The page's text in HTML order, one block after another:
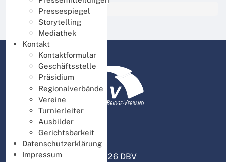
Pressespiegel
Storytelling
Mediathek
Kontakt
Kontaktformular
Geschäftsstelle
Präsidium
Regionalverbände
Vereine
Turnierleiter
Ausbilder
Gerichtsbarkeit
Datenschutzerklärung
Impressum
DBV intern
© 2026 DBV